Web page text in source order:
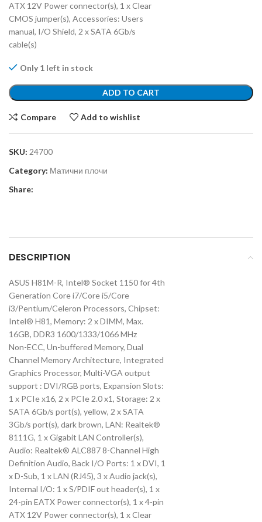
ATX 12V Power connector(s), 1 x Clear
CMOS jumper(s), Accessories: Users
manual, I/O Shield, 2 x SATA 6Gb/s
cable(s)
Only 1 left in stock
ADD TO CART
Compare Add to wishlist
SKU: 24700
Category: Матични плочи
Share:
DESCRIPTION
ASUS H81M-R, Intel® Socket 1150 for 4th
Generation Core i7/Core i5/Core
i3/Pentium/Celeron Processors, Chipset:
Intel® H81, Memory: 2 x DIMM, Max.
16GB, DDR3 1600/1333/1066 MHz
Non-ECC, Un-buffered Memory, Dual
Channel Memory Architecture, Integrated
Graphics Processor, Multi-VGA output
support : DVI/RGB ports, Expansion Slots:
1 x PCIe x16, 2 x PCIe 2.0 x1, Storage: 2 x
SATA 6Gb/s port(s), yellow, 2 x SATA
3Gb/s port(s), dark brown, LAN: Realtek®
8111G, 1 x Gigabit LAN Controller(s),
Audio: Realtek® ALC887 8-Channel High
Definition Audio, Back I/O Ports: 1 x DVI, 1
x D-Sub, 1 x LAN (RJ45), 3 x Audio jack(s),
Internal I/O: 1 x S/PDIF out header(s), 1 x
24-pin EATX Power connector(s), 1 x 4-pin
ATX 12V Power connector(s), 1 x Clear